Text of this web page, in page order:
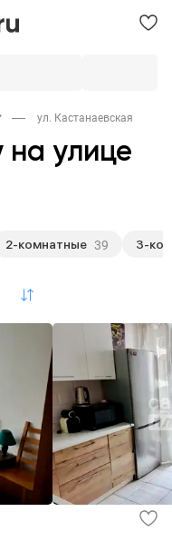
ул. Кастанаевская
на улице
2-комнатные 39 3-
Продажа комнат 1
С евроремонтом
16